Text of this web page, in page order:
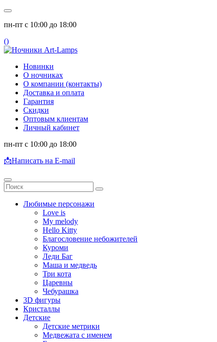
пн-пт с 10:00 до 18:00
()
Новинки
О ночниках
О компании (контакты)
Доставка и оплата
Гарантия
Скидки
Оптовым клиентам
Личный кабинет
пн-пт с 10:00 до 18:00
📩Написать на E-mail
Любимые персонажи
Love is
My melody
Hello Kitty
Благословение небожителей
Куроми
Леди Баг
Маша и медведь
Три кота
Царевны
Чебурашка
3D фигуры
Кристаллы
Детские
Детские метрики
Медвежата с именем